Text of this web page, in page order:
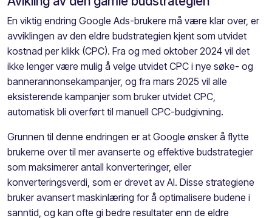
En viktig endring Google Ads-brukere må være klar over, er
avviklingen av den eldre budstrategien kjent som utvidet
kostnad per klikk (CPC). Fra og med oktober 2024 vil det
ikke lenger være mulig å velge utvidet CPC i nye søke- og
bannerannonsekampanjer, og fra mars 2025 vil alle
eksisterende kampanjer som bruker utvidet CPC,
automatisk bli overført til manuell CPC-budgivning.
Grunnen til denne endringen er at Google ønsker å flytte
brukerne over til mer avanserte og effektive budstrategier
som maksimerer antall konverteringer, eller
konverteringsverdi, som er drevet av AI. Disse strategiene
bruker avansert maskinlæring for å optimalisere budene i
sanntid, og kan ofte gi bedre resultater enn de eldre